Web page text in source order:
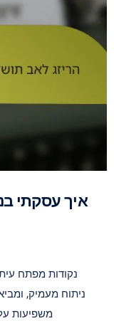
איך עסקתי
נקודות מפתח
ניתוח מעמיק,
משפיעות על